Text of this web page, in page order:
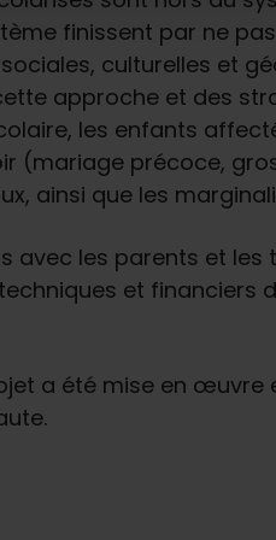
finissent par ne
culturelles et
approche et des
les enfants
(mariage précoce,
ainsi que les
avec les parents et les
et financiers
a été mise en œuvre